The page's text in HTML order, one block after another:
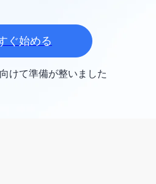
ぐ始める
けて準備が整いました